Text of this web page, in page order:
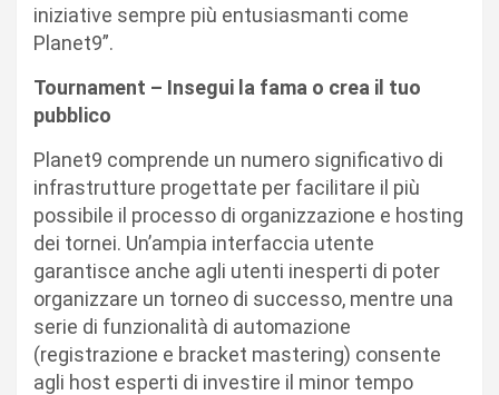
iniziative sempre più entusiasmanti come
Planet9”.
Tournament – Insegui la fama o crea il tuo
pubblico
Planet9 comprende un numero significativo di
infrastrutture progettate per facilitare il più
possibile il processo di organizzazione e hosting
dei tornei. Un’ampia interfaccia utente
garantisce anche agli utenti inesperti di poter
organizzare un torneo di successo, mentre una
serie di funzionalità di automazione
(registrazione e bracket mastering) consente
agli host esperti di investire il minor tempo